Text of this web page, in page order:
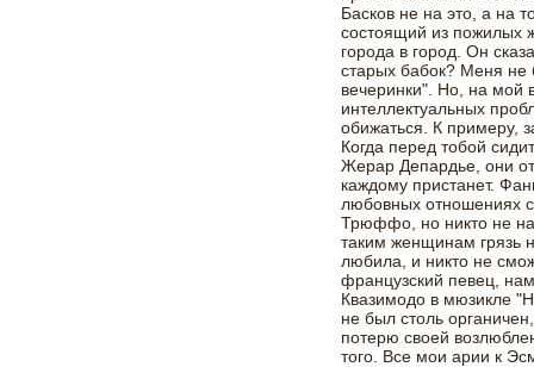
Басков не на это, а на
состоящий из пожилых
города в город. Он
старых бабок? Меня не
вечеринки". Но, на мой
интеллектуальных
обижаться. К примеру,
Когда перед тобой
Жерар Депардье, они
каждому пристанет.
любовных отношениях
Трюффо, но никто не
таким женщинам грязь
любила, и никто не
французский певец,
Квазимодо в мюзикле
не был столь
потерю своей
того. Все мои арии к